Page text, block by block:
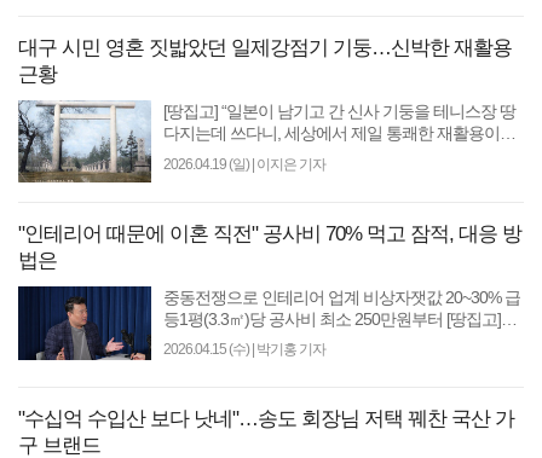
대구 시민 영혼 짓밟았던 일제강점기 기둥…신박한 재활용
근황
[땅집고] “일본이 남기고 간 신사 기둥을 테니스장 땅
다지는데 쓰다니, 세상에서 제일 통쾌한 재활용이네
요!” 대구시에서 가장 오래된 공원은 ‘달성공원’이다...
2026.04.19 (일)| 이지은 기자
"인테리어 때문에 이혼 직전" 공사비 70% 먹고 잠적, 대응 방
법은
중동전쟁으로 인테리어 업계 비상자잿값 20~30% 급
등1평(3.3㎡)당 공사비 최소 250만원부터 [땅집고]
“이러다 남편이랑 이혼할 것 같아요.” 인테리어 공사
를 진행 중이..
2026.04.15 (수)| 박기홍 기자
"수십억 수입산 보다 낫네"…송도 회장님 저택 꿰찬 국산 가
구 브랜드